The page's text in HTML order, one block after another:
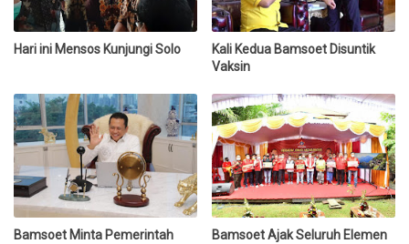
Hari ini Mensos Kunjungi Solo
Kali Kedua Bamsoet Disuntik
Vaksin
Bamsoet Minta Pemerintah
Bamsoet Ajak Seluruh Elemen